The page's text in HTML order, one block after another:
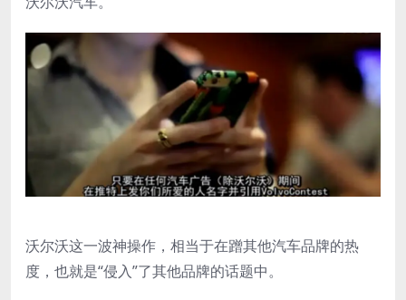
沃尔沃这一波神操作，相当于在蹭其他汽车品牌的热
度，也就是“侵入”了其他品牌的话题中。